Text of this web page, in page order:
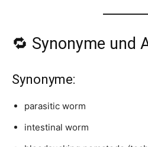
🔁 Synonyme und
Synonyme:
parasitic worm
intestinal worm